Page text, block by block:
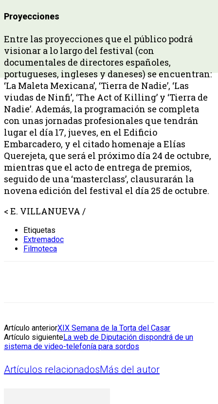
Proyecciones
Entre las proyecciones que el público podrá
visionar a lo largo del festival (con
documentales de directores españoles,
portugueses, ingleses y daneses) se encuentran:
‘La Maleta Mexicana’, ‘Tierra de Nadie’, ‘Las
viudas de Ninfi’, ‘The Act of Killing’ y ‘Tierra de
Nadie’. Además, la programación se completa
con unas jornadas profesionales que tendrán
lugar el día 17, jueves, en el Edificio
Embarcadero, y el citado homenaje a Elías
Querejeta, que será el próximo día 24 de octubre,
mientras que el acto de entrega de premios,
seguido de una ‘masterclass’, clausurarán la
novena edición del festival el día 25 de octubre.
< E. VILLANUEVA /
Etiquetas
Extremadoc
Filmoteca
Artículo anteriorXIX Semana de la Torta del Casar
Artículo siguienteLa web de Diputación dispondrá de un
sistema de video-telefonía para sordos
Artículos relacionadosMás del autor